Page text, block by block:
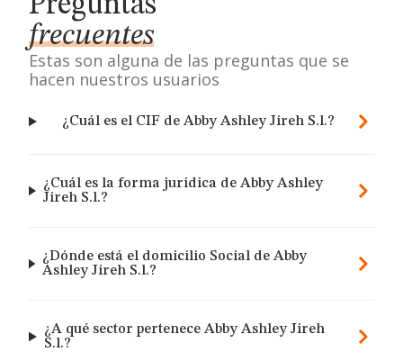
frecuentes
Estas son alguna de las preguntas que se
hacen nuestros usuarios
¿Cuál es el CIF de Abby Ashley Jireh S.l.?
¿Cuál es la forma jurídica de Abby Ashley
Jireh S.l.?
¿Dónde está el domicilio Social de Abby
Ashley Jireh S.l.?
¿A qué sector pertenece Abby Ashley Jireh
S.l.?